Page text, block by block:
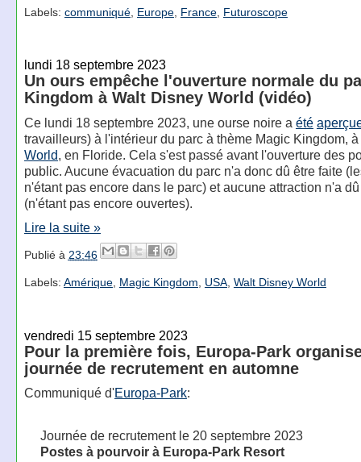
Labels: communiqué, Europe, France, Futuroscope
lundi 18 septembre 2023
Un ours empêche l'ouverture normale du
Kingdom à Walt Disney World (vidéo)
Ce lundi 18 septembre 2023, une ourse noire a été
travailleurs) à l'intérieur du parc à thème Magic Kingdom, à
World, en Floride. Cela s'est passé avant l'ouverture des
public. Aucune évacuation du parc n'a donc dû être faite
n'étant pas encore dans le parc) et aucune attraction n'a
(n'étant pas encore ouvertes).
Lire la suite »
Publié à 23:46
Labels: Amérique, Magic Kingdom, USA, Walt Disney World
vendredi 15 septembre 2023
Pour la première fois, Europa-Park
journée de recrutement en automne
Communiqué d'Europa-Park:
Journée de recrutement le 20 septembre 2023
Postes à pourvoir à Europa-Park Resort